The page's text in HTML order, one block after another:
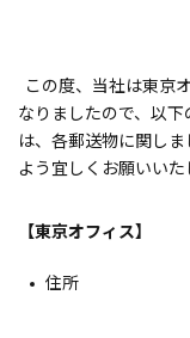
この度、当社は東京
なりましたので、以
は、各郵送物に関し
よう宜しくお願いいた
【東京オフィス】
〒